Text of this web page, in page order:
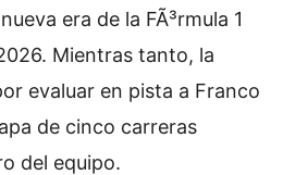
era de la FÃ³rmula 1
Mientras tanto, la
evaluar en pista a Franco
de cinco carreras
del equipo.